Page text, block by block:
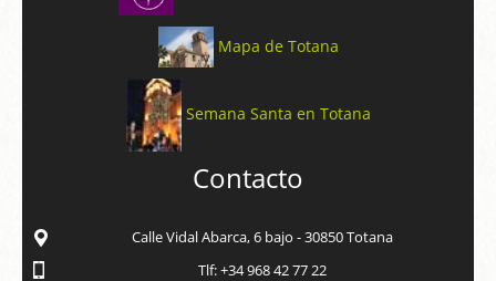
Mapa de Totana
Semana Santa en Totana
Contacto
Calle Vidal Abarca, 6 bajo - 30850 Totana
Tlf: +34 968 42 77 22